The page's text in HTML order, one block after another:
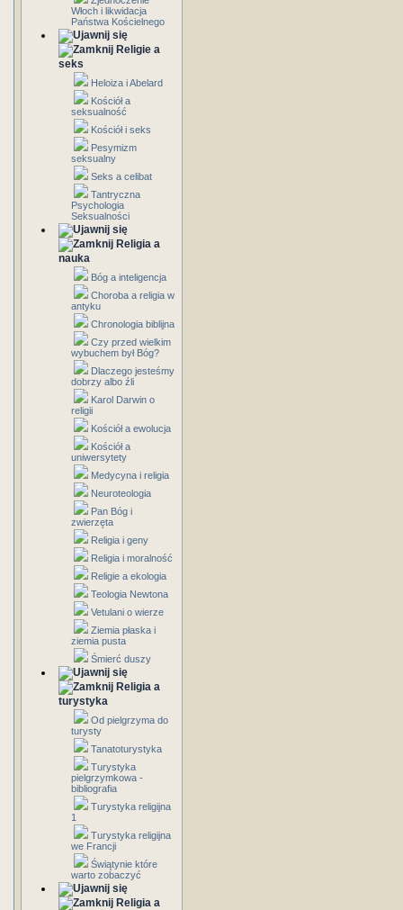
Włoch i likwidacja
Państwa Kościelnego
Religie a
seks
Heloiza i Abelard
Kościół a
seksualność
Kościół i seks
Pesymizm
seksualny
Seks a celibat
Tantryczna
Psychologia
Seksualności
Religia a
nauka
Bóg a inteligencja
Choroba a religia w
antyku
Chronologia biblijna
Czy przed wielkim
wybuchem był Bóg?
Dlaczego jesteśmy
dobrzy albo źli
Karol Darwin o
religii
Kościół a ewolucja
Kościół a
uniwersytety
Medycyna i religia
Neuroteologia
Pan Bóg i
zwierzęta
Religia i geny
Religia i moralność
Religie a ekologia
Teologia Newtona
Vetulani o wierze
Ziemia płaska i
ziemia pusta
Śmierć duszy
Religia a
turystyka
Od pielgrzyma do
turysty
Tanatoturystyka
Turystyka
pielgrzymkowa -
bibliografia
Turystyka religijna
1
Turystyka religijna
we Francji
Świątynie które
warto zobaczyć
Religia a